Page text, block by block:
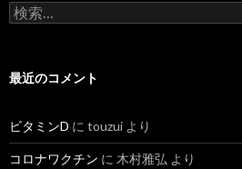
検
索:
最近のコメント
ビタミンD に touzui より
コロナワクチン に 木村雅弘 より